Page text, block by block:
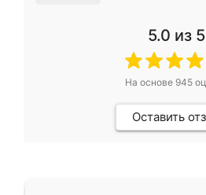
5.0 из 5
На основе 945
Оставить